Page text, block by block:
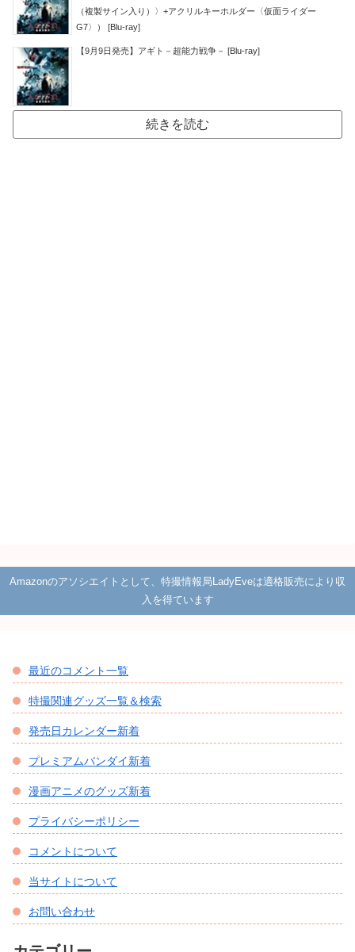
（複製サイン入り）〉+アクリルキーホルダー〈仮面ライダー
G7〉） [Blu-ray]
【9月9日発売】アギト－超能力戦争－ [Blu-ray]
続きを読む
Amazonのアソシエイトとして、特撮情報局LadyEveは適格販売により収
入を得ています
最近のコメント一覧
特撮関連グッズ一覧＆検索
発売日カレンダー新着
プレミアムバンダイ新着
漫画アニメのグッズ新着
プライバシーポリシー
コメントについて
当サイトについて
お問い合わせ